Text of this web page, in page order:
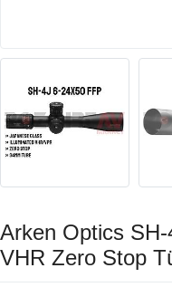
Arken Optics
VHR Zero Stop